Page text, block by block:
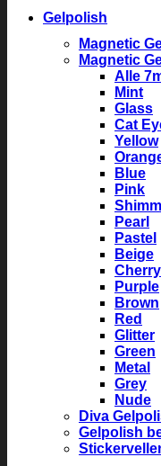
Gelpolish
Magnetic
Magnetic
Alle
Mint
Glass
Cat
Yellow
Blue
Pink
Pearl
Pastel
Beige
Cherry
Purple
Brown
Red
Glitter
Green
Metal
Grey
Nude
Diva
Gelpolish